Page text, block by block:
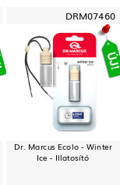
DRM07460
Dr. Marcus Ecolo - Winter
Ice - Illatosító